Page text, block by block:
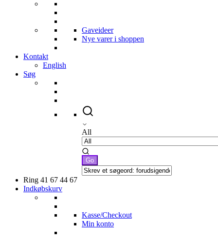
Gaveideer
Nye varer i shoppen
Kontakt
English
Søg
All
Ring 41 67 44 67
Indkøbskurv
Kasse/Checkout
Min konto